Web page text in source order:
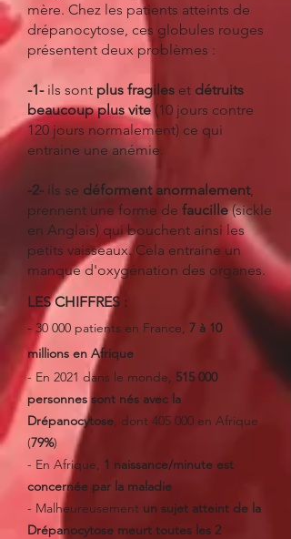
mère. Chez les patients atteints de
drépanocytose, ces globules rouges
présentent deux problèmes :
-1-ils sont plus fragiles et détruits
beaucoup plus vite (10 jours contre
120 jours normalement) ce qui
entraine une anémie.
-2- ils se déforment anormalement,
prennent une forme de faucille(sickle
en Anglais) qui bouchent ainsi les
petits vaisseaux. Cela entraine un
manque d'oxygénation des organes.
LES CHIFFRES :
- 30 000 patients en France, 7 à 10
millions en Afrique
- En 2021 dans le monde, 515 000
personnes sont nés avec la
Drépanocytose, dont 405 000 en Afrique
(79%)
- En Afrique, 1 naissance/minute est
concernée par la maladie
- Malheureusement un sujet atteint de la
Drépanocytose meurt toutes les 2